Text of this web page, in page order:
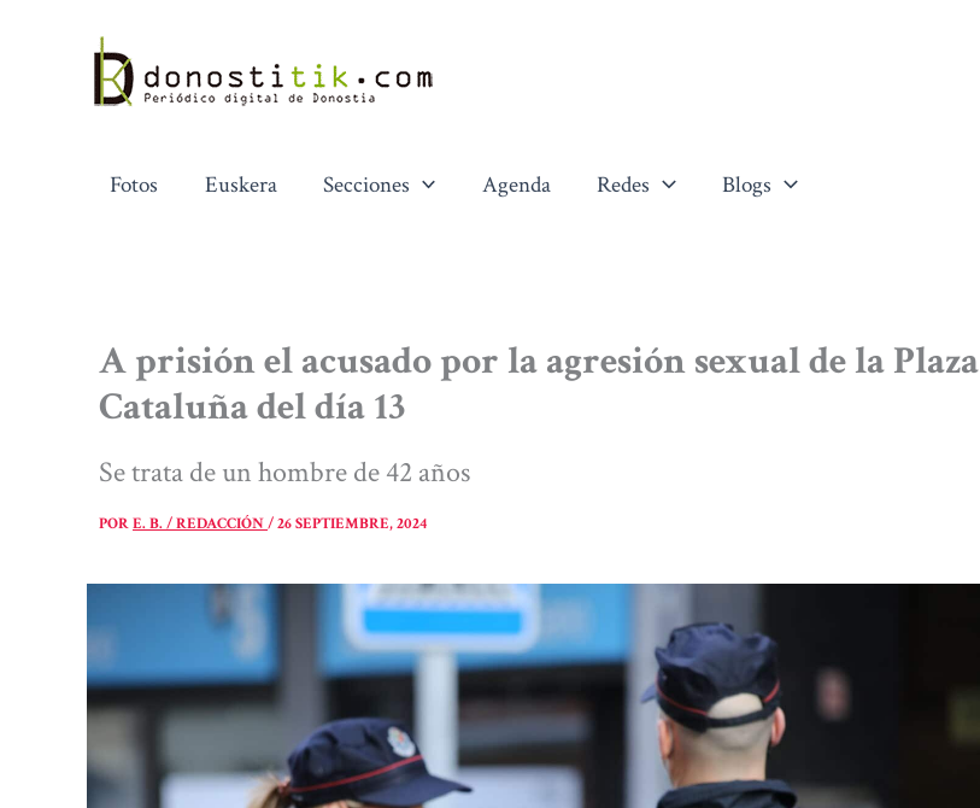
contenido
Fotos Euskera Secciones Agenda Redes Blogs
A prisión el acusado por la agresión sexual de la Plaza
Cataluña del día 13
Se trata de un hombre de 42 años
PORE. B. / REDACCIÓN/26 SEPTIEMBRE, 2024